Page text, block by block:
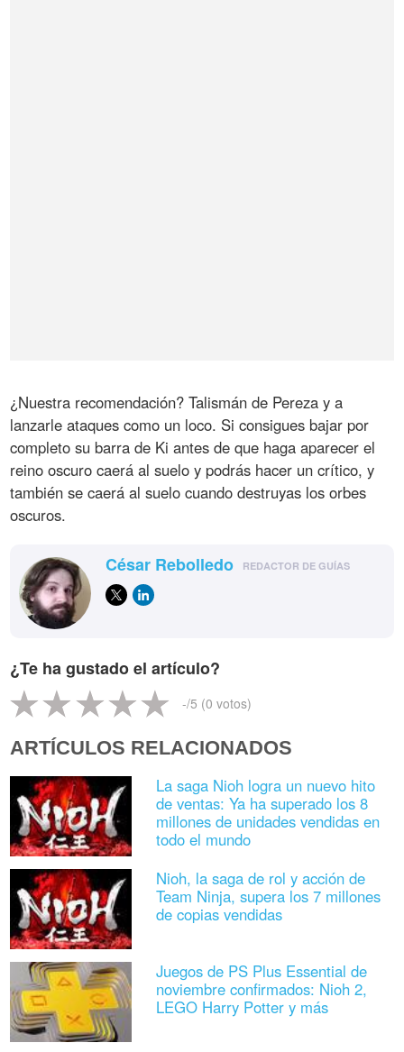
¿Nuestra recomendación? Talismán de Pereza y a
lanzarle ataques como un loco. Si consigues bajar por
completo su barra de Ki antes de que haga aparecer el
reino oscuro caerá al suelo y podrás hacer un crítico, y
también se caerá al suelo cuando destruyas los orbes
oscuros.
César Rebolledo REDACTOR DE GUÍAS
¿Te ha gustado el artículo?
-/5 (0 votos)
ARTÍCULOS RELACIONADOS
La saga Nioh logra un nuevo hito
de ventas: Ya ha superado los 8
millones de unidades vendidas en
todo el mundo
Nioh, la saga de rol y acción de
Team Ninja, supera los 7 millones
de copias vendidas
Juegos de PS Plus Essential de
noviembre confirmados: Nioh 2,
LEGO Harry Potter y más